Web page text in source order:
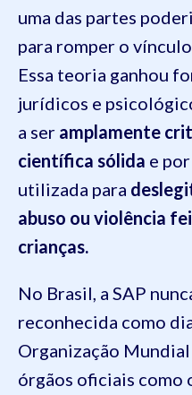
uma das partes
para romper o
Essa teoria ganhou
jurídicos e
a ser amplamente
científica sólida e
utilizada para
abuso ou violência
crianças.
No Brasil, a SAP
reconhecida como
Organização
órgãos oficiais como